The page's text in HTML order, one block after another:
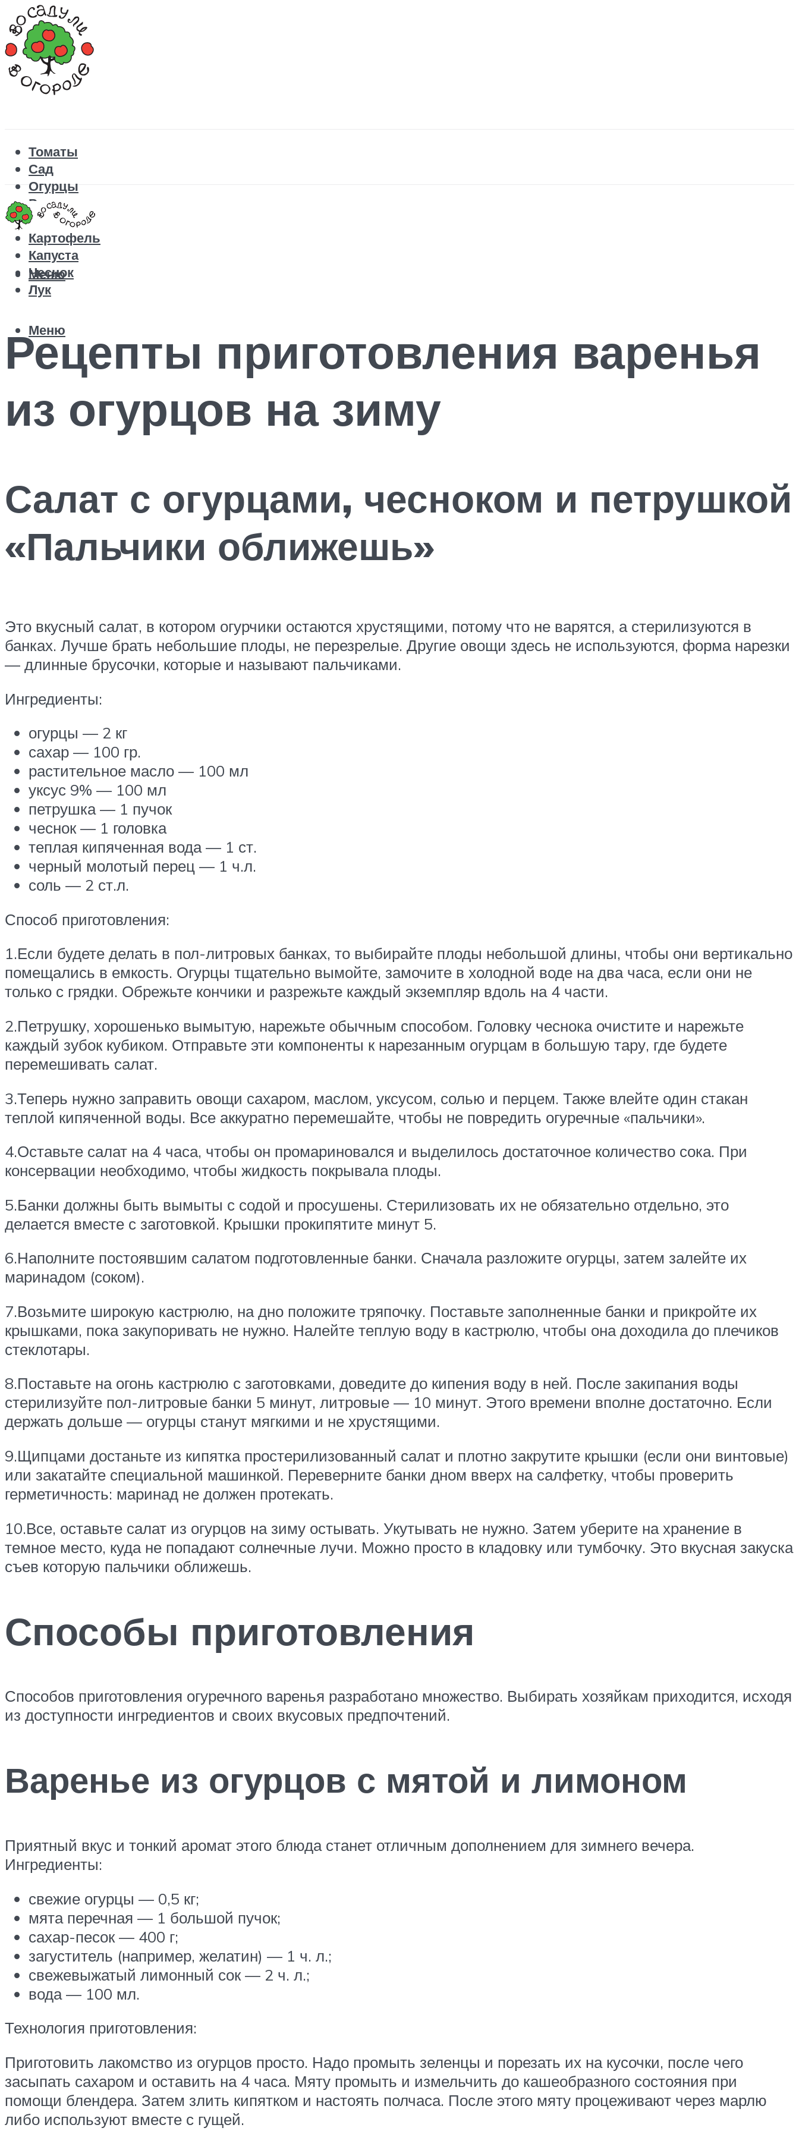
Томаты
Сад
Огурцы
Рецепты
Перец
Картофель
Капуста
Чеснок
Лук
Меню
Меню
Рецепты приготовления варенья
из огурцов на зиму
Салат с огурцами, чесноком и петрушкой
«Пальчики оближешь»
Это вкусный салат, в котором огурчики остаются хрустящими, потому что не варятся, а стерилизуются в
банках. Лучше брать небольшие плоды, не перезрелые. Другие овощи здесь не используются, форма нарезки
— длинные брусочки, которые и называют пальчиками.
Ингредиенты:
огурцы — 2 кг
сахар — 100 гр.
растительное масло — 100 мл
уксус 9% — 100 мл
петрушка — 1 пучок
чеснок — 1 головка
теплая кипяченная вода — 1 ст.
черный молотый перец — 1 ч.л.
соль — 2 ст.л.
Способ приготовления:
1.Если будете делать в пол-литровых банках, то выбирайте плоды небольшой длины, чтобы они вертикально
помещались в емкость. Огурцы тщательно вымойте, замочите в холодной воде на два часа, если они не
только с грядки. Обрежьте кончики и разрежьте каждый экземпляр вдоль на 4 части.
2.Петрушку, хорошенько вымытую, нарежьте обычным способом. Головку чеснока очистите и нарежьте
каждый зубок кубиком. Отправьте эти компоненты к нарезанным огурцам в большую тару, где будете
перемешивать салат.
3.Теперь нужно заправить овощи сахаром, маслом, уксусом, солью и перцем. Также влейте один стакан
теплой кипяченной воды. Все аккуратно перемешайте, чтобы не повредить огуречные «пальчики».
4.Оставьте салат на 4 часа, чтобы он промариновался и выделилось достаточное количество сока. При
консервации необходимо, чтобы жидкость покрывала плоды.
5.Банки должны быть вымыты с содой и просушены. Стерилизовать их не обязательно отдельно, это
делается вместе с заготовкой. Крышки прокипятите минут 5.
6.Наполните постоявшим салатом подготовленные банки. Сначала разложите огурцы, затем залейте их
маринадом (соком).
7.Возьмите широкую кастрюлю, на дно положите тряпочку. Поставьте заполненные банки и прикройте их
крышками, пока закупоривать не нужно. Налейте теплую воду в кастрюлю, чтобы она доходила до плечиков
стеклотары.
8.Поставьте на огонь кастрюлю с заготовками, доведите до кипения воду в ней. После закипания воды
стерилизуйте пол-литровые банки 5 минут, литровые — 10 минут. Этого времени вполне достаточно. Если
держать дольше — огурцы станут мягкими и не хрустящими.
9.Щипцами достаньте из кипятка простерилизованный салат и плотно закрутите крышки (если они винтовые)
или закатайте специальной машинкой. Переверните банки дном вверх на салфетку, чтобы проверить
герметичность: маринад не должен протекать.
10.Все, оставьте салат из огурцов на зиму остывать. Укутывать не нужно. Затем уберите на хранение в
темное место, куда не попадают солнечные лучи. Можно просто в кладовку или тумбочку. Это вкусная закуска
съев которую пальчики оближешь.
Способы приготовления
Способов приготовления огуречного варенья разработано множество. Выбирать хозяйкам приходится, исходя
из доступности ингредиентов и своих вкусовых предпочтений.
Варенье из огурцов с мятой и лимоном
Приятный вкус и тонкий аромат этого блюда станет отличным дополнением для зимнего вечера.
Ингредиенты:
свежие огурцы — 0,5 кг;
мята перечная — 1 большой пучок;
сахар-песок — 400 г;
загуститель (например, желатин) — 1 ч. л.;
свежевыжатый лимонный сок — 2 ч. л.;
вода — 100 мл.
Технология приготовления:
Приготовить лакомство из огурцов просто. Надо промыть зеленцы и порезать их на кусочки, после чего
засыпать сахаром и оставить на 4 часа. Мяту промыть и измельчить до кашеобразного состояния при
помощи блендера. Затем злить кипятком и настоять полчаса. После этого мяту процеживают через марлю
либо используют вместе с гущей.